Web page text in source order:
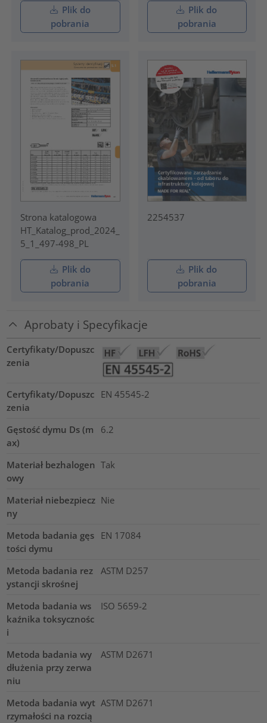
Plik do
pobrania
Plik do
pobrania
Strona katalogowa
HT_Katalog_prod_2024_
5_1_497-498_PL
Plik do
pobrania
2254537
Plik do
pobrania
Aprobaty i Specyfikacje
Certyfikaty/Dopuszc
zenia
Certyfikaty/Dopuszc
zenia
EN 45545-2
Gęstość dymu Ds (m
ax)
6.2
Materiał bezhalogen
owy
Tak
Materiał niebezpiecz
ny
Nie
Metoda badania gęs
tości dymu
EN 17084
Metoda badania rez
ystancji skrośnej
ASTM D257
Metoda badania ws
kaźnika toksycznośc
i
ISO 5659-2
Metoda badania wy
dłużenia przy zerwa
niu
ASTM D2671
Metoda badania wyt
rzymałości na rozcią
ASTM D2671